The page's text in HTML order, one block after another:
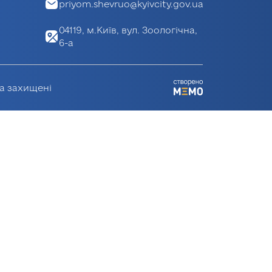
priyom.shevruo@kyivcity.gov.ua
04119, м.Київ, вул. Зоологічна,
6-а
захищені